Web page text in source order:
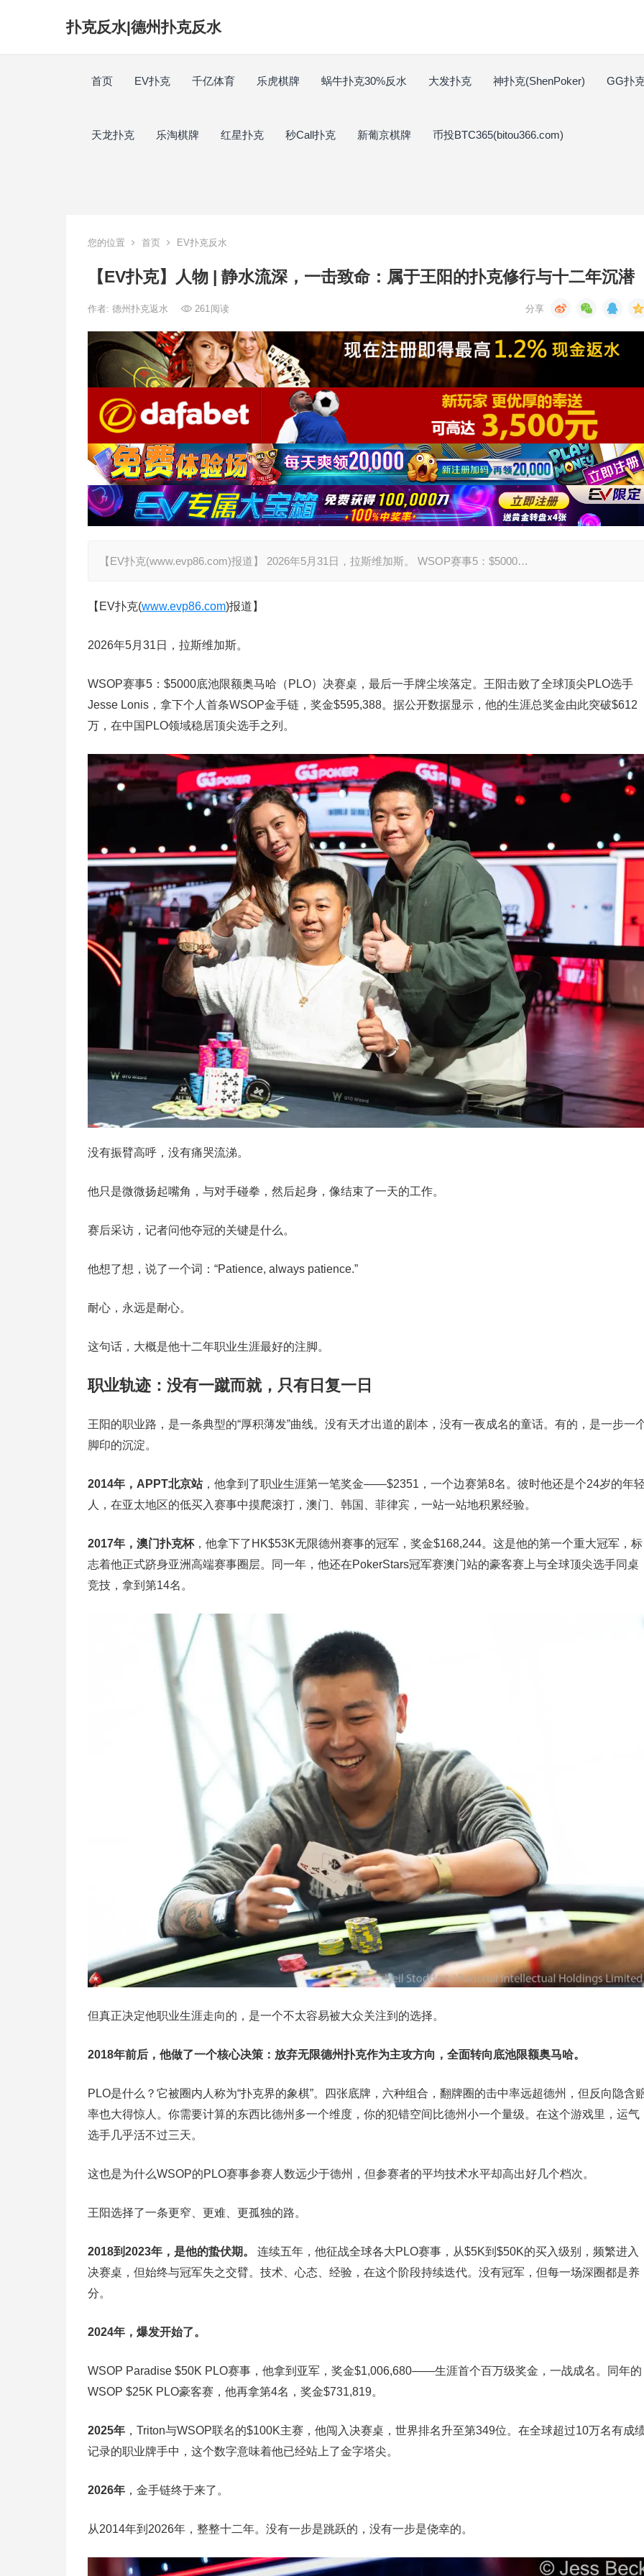
扑克反水|德州扑克反水
首页 EV扑克 千亿体育 乐虎棋牌 蜗牛扑克30%反水 大发扑克 神扑克(ShenPoker) GG扑
天龙扑克 乐淘棋牌 红星扑克 秒Call扑克 新葡京棋牌 币投BTC365(bitou366.com)
您的位置 首页 EV扑克反水
【EV扑克】人物 | 静水流深，一击致命：属于王阳的扑克修行与十二年沉潜
作者: 德州扑克返水 261阅读
【EV扑克(www.evp86.com)报道】 2026年5月31日，拉斯维加斯。 WSOP赛事5：$5000…
【EV扑克(www.evp86.com)报道】
2026年5月31日，拉斯维加斯。
WSOP赛事5：$5000底池限额奥马哈（PLO）决赛桌，最后一手牌尘埃落定。王阳击败了全球顶尖PLO选手
Jesse Lonis，拿下个人首条WSOP金手链，奖金$595,388。据公开数据显示，他的生涯总奖金由此突破$612
万，在中国PLO领域稳居顶尖选手之列。
没有振臂高呼，没有痛哭流涕。
他只是微微扬起嘴角，与对手碰拳，然后起身，像结束了一天的工作。
赛后采访，记者问他夺冠的关键是什么。
他想了想，说了一个词：“Patience, always patience.”
耐心，永远是耐心。
这句话，大概是他十二年职业生涯最好的注脚。
职业轨迹：没有一蹴而就，只有日复一日
王阳的职业路，是一条典型的“厚积薄发”曲线。没有天才出道的剧本，没有一夜成名的童话。有的，是一步一
脚印的沉淀。
2014年，APPT北京站，他拿到了职业生涯第一笔奖金——$2351，一个边赛第8名。彼时他还是个24岁的年
人，在亚太地区的低买入赛事中摸爬滚打，澳门、韩国、菲律宾，一站一站地积累经验。
2017年，澳门扑克杯，他拿下了HK$53K无限德州赛事的冠军，奖金$168,244。这是他的第一个重大冠军，标
志着他正式跻身亚洲高端赛事圈层。同一年，他还在PokerStars冠军赛澳门站的豪客赛上与全球顶尖选手同桌
竞技，拿到第14名。
但真正决定他职业生涯走向的，是一个不太容易被大众关注到的选择。
2018年前后，他做了一个核心决策：放弃无限德州扑克作为主攻方向，全面转向底池限额奥马哈。
PLO是什么？它被圈内人称为“扑克界的象棋”。四张底牌，六种组合，翻牌圈的击中率远超德州，但反向隐含
率也大得惊人。你需要计算的东西比德州多一个维度，你的犯错空间比德州小一个量级。在这个游戏里，运气
选手几乎活不过三天。
这也是为什么WSOP的PLO赛事参赛人数远少于德州，但参赛者的平均技术水平却高出好几个档次。
王阳选择了一条更窄、更难、更孤独的路。
2018到2023年，是他的蛰伏期。
连续五年，他征战全球各大PLO赛事，从$5K到$50K的买入级别，频繁进入
决赛桌，但始终与冠军失之交臂。技术、心态、经验，在这个阶段持续迭代。没有冠军，但每一场深圈都是养
分。
2024年，爆发开始了。
WSOP Paradise $50K PLO赛事，他拿到亚军，奖金$1,006,680——生涯首个百万级奖金，一战成名。同年的
WSOP $25K PLO豪客赛，他再拿第4名，奖金$731,819。
2025年 ，Triton与WSOP联名的$100K主赛，他闯入决赛桌，世界排名升至第349位。在全球超过10万名有成
记录的职业牌手中，这个数字意味着他已经站上了金字塔尖。
2026年 ，金手链终于来了。
从2014年到2026年，整整十二年。没有一步是跳跃的，没有一步是侥幸的。